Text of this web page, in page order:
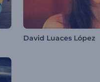
David Luaces López